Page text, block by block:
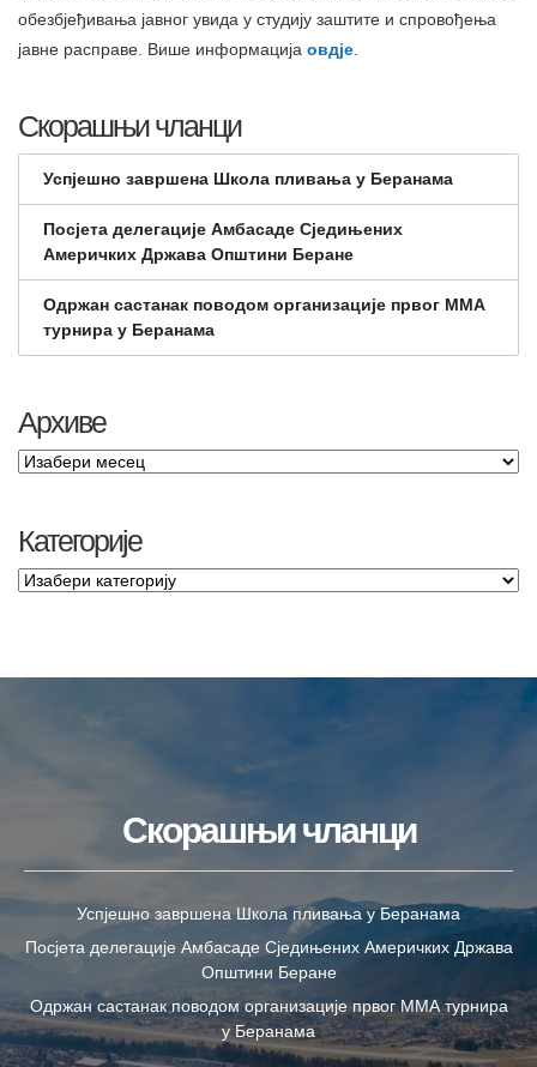
обезбјеђивања јавног увида у студију заштите и спровођења
јавне расправе. Више информација овдје.
Скорашњи чланци
Успјешно завршена Школа пливања у Беранама
Посјета делегације Амбасаде Сједињених
Америчких Држава Општини Беране
Одржан састанак поводом организације првог ММА
турнира у Беранама
Архиве
Категорије
Скорашњи чланци
Успјешно завршена Школа пливања у Беранама
Посјета делегације Амбасаде Сједињених Америчких Држава
Општини Беране
Одржан састанак поводом организације првог ММА турнира
у Беранама